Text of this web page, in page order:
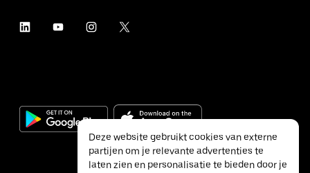
Deze website gebruikt cookies van externe
partijen om je relevante advertenties te
laten zien en personalisatie te bieden door je